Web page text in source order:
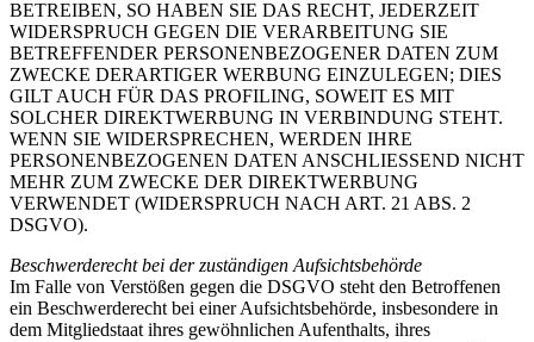
BETREIBEN, SO HABEN SIE DAS RECHT, JEDERZEIT
WIDERSPRUCH GEGEN DIE VERARBEITUNG SIE
BETREFFENDER PERSONENBEZOGENER DATEN ZUM
ZWECKE DERARTIGER WERBUNG EINZULEGEN; DIES
GILT AUCH FÜR DAS PROFILING, SOWEIT ES MIT
SOLCHER DIREKTWERBUNG IN VERBINDUNG STEHT.
WENN SIE WIDERSPRECHEN, WERDEN IHRE
PERSONENBEZOGENEN DATEN ANSCHLIESSEND NICHT
MEHR ZUM ZWECKE DER DIREKTWERBUNG
VERWENDET (WIDERSPRUCH NACH ART. 21 ABS. 2
DSGVO).
Beschwerderecht bei der zuständigen Aufsichtsbehörde
Im Falle von Verstößen gegen die DSGVO steht den Betroffenen
ein Beschwerderecht bei einer Aufsichtsbehörde, insbesondere in
dem Mitgliedstaat ihres gewöhnlichen Aufenthalts, ihres